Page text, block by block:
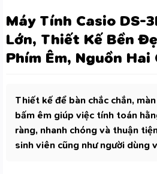
Máy Tính Casio DS-
Lớn, Thiết Kế Bền
Phím Êm, Nguồn Hai
Thiết kế để bàn chắc chắn,
bấm êm giúp việc tính toán
ràng, nhanh chóng và thuận
sinh viên cũng như người dùng